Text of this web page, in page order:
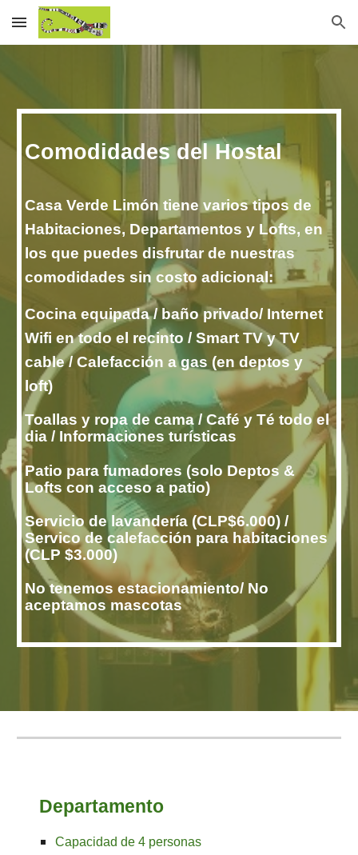
Skip to main content Skip to navigation
Comodidades del Hostal
Casa Verde Limón tiene varios tipos de
Habitaciones, Departamentos y Lofts, en
los que puedes disfrutar de nuestras
comodidades sin costo adicional:
Cocina equipada / baño privado/ Internet
Wifi en todo el recinto / Smart TV y TV
cable / Calefacción a gas (en deptos y
loft)
Toallas y ropa de cama / Café y Té todo el
dia / Informaciones turísticas
Patio para fumadores (solo Deptos &
Lofts con acceso a patio)
Servicio de lavandería (CLP$6.000) /
Servico de calefacción para habitaciones
(CLP $3.000)
No tenemos estacionamiento/ No
aceptamos mascotas
Departamento
Capacidad de4 personas